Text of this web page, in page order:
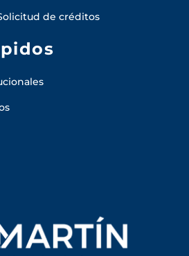
de créditos